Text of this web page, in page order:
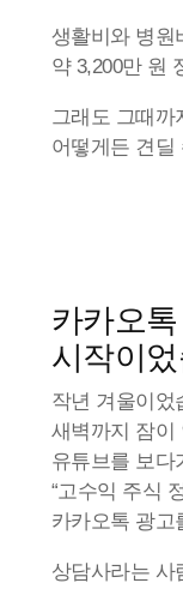
생활비와 병원
약 3,200만 원
그래도 그때까
어떻게든 견딜
카카오
시작이
작년 겨울이었
새벽까지 잠이
유튜브를 보다
“고수익 주식
카카오톡 광고
상담사라는 사